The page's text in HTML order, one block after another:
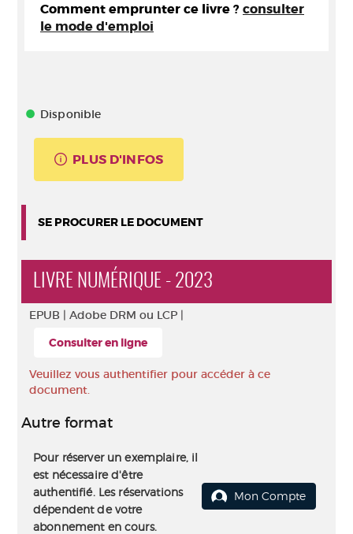
Comment emprunter ce livre ? consulter
le mode d'emploi
Disponible
PLUS D'INFOS
SE PROCURER LE DOCUMENT
LIVRE NUMÉRIQUE - 2023
EPUB | Adobe DRM ou LCP |
Consulter en ligne
Veuillez vous authentifier pour accéder à ce
document.
Autre format
Pour réserver un exemplaire, il
est nécessaire d'être
authentifié. Les réservations
dépendent de votre
abonnement en cours.
Mon Compte